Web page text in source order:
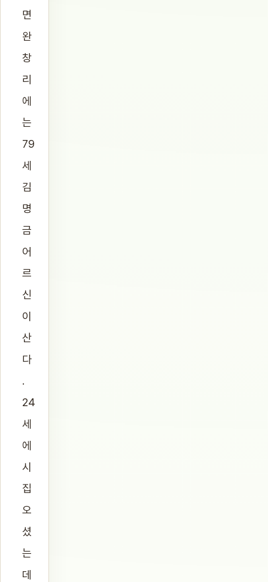
면
완
창
리
에
는
79
세
김
명
금
어
르
신
이
산
다
.
24
세
에
시
집
오
셨
는
데